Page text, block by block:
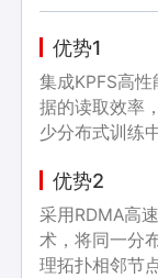
优势1
集成KPFS高
据的读取效率
少分布式训练
优势2
采用RDMA高
术，将同一分
理拓扑相邻节